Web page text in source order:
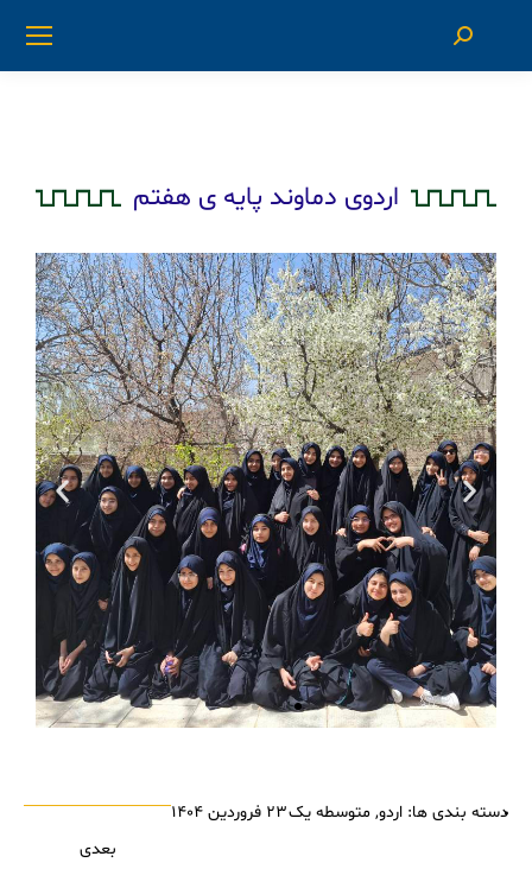
اردوی دماوند پایه ی هفتم
دسته بندی ها: اردو, متوسطه یک۲۳ فروردین ۱۴۰۴
بعدی